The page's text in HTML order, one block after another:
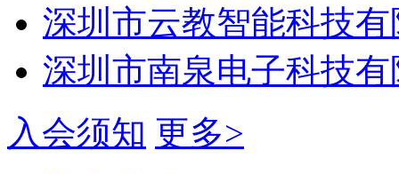
深圳市云教智能科技
深圳市南泉电子科技
入会须知 更多>